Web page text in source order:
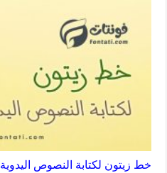
خط زيتون لكتابة النصوص اليدوية